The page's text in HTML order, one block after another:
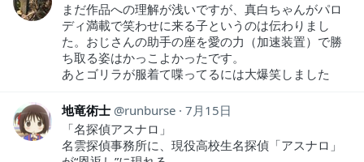
まだ作品への理解が浅いですが、真白ちゃんがパロ
ディ満載で笑わせに来る子というのは伝わりまし
た。おじさんの助手の座を愛の力（加速装置）で勝
ち取る姿はかっこよかったです。
あとゴリラが服着て喋ってるには大爆笑しました
地竜術士 runburse 7月15日
「名探偵アスナロ」
名雲探偵事務所に、現役高校生名探偵「アスナロ」